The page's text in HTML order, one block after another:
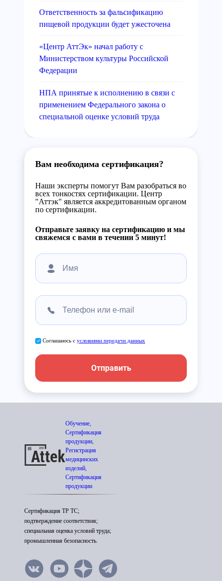
Ответственность за фальсификацию
пищевой продукции будет ужесточена
«Центр АттЭк» начал работу с
Министерством культуры Российской
Федерации
НПА принятые к исполнению в связи с
применением Федерального закона о
специальной оценке условий труда
Вам необходима сертификация?
Наши эксперты помогут Вам разобраться во
всех тонкостях сертификации. Центр
"Аттэк" является аккредитованным органом
по сертификации.
Отправьте заявку на сертификацию и мы
свяжемся с вами в течении 5 минут!
Соглашаюсь с условиями передачи данных
Отправить
Обучение,
Сертификация
продукции,
Регистрация
медицинских
изделий,
Сертификация
продукции
Сертификация ТР ТС;
подтверждение соответствия;
специальная оценка условий труда;
промышленная безопасность.